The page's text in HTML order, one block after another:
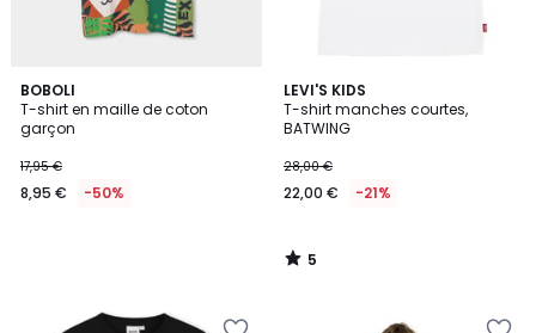
BOBOLI
T-shirt en maille de coton
garçon
17,95 €
8,95 € -50%
LEVI'S KIDS
T-shirt manches courtes,
BATWING
28,00 €
22,00 € -21%
5
/
5
5
/